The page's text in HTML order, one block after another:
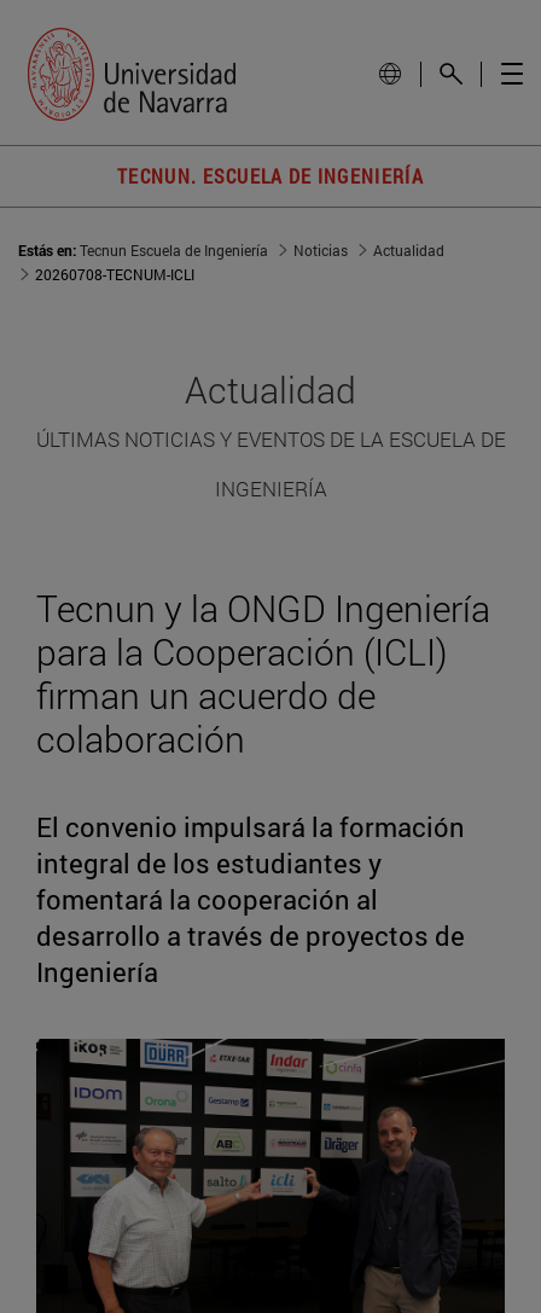
TECNUN. ESCUELA DE INGENIERÍA
Estás en:Tecnun Escuela de Ingeniería Noticias
Actualidad
20260708-TECNUM-ICLI
Actualidad
ÚLTIMAS NOTICIAS Y EVENTOS DE LA ESCUELA DE
INGENIERÍA
Tecnun y la ONGD Ingeniería
para la Cooperación (ICLI)
firman un acuerdo de
colaboración
El convenio impulsará la formación
integral de los estudiantes y
fomentará la cooperación al
desarrollo a través de proyectos de
Ingeniería